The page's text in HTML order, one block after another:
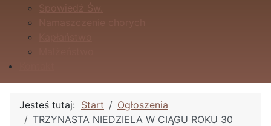
Jesteś tutaj: Start
Ogłoszenia
TRZYNASTA NIEDZIELA W CIĄGU ROKU 30